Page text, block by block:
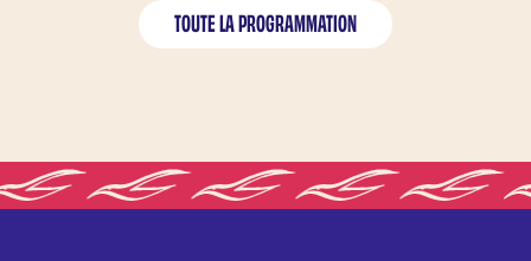
TOUTE LA PROGRAMMATION